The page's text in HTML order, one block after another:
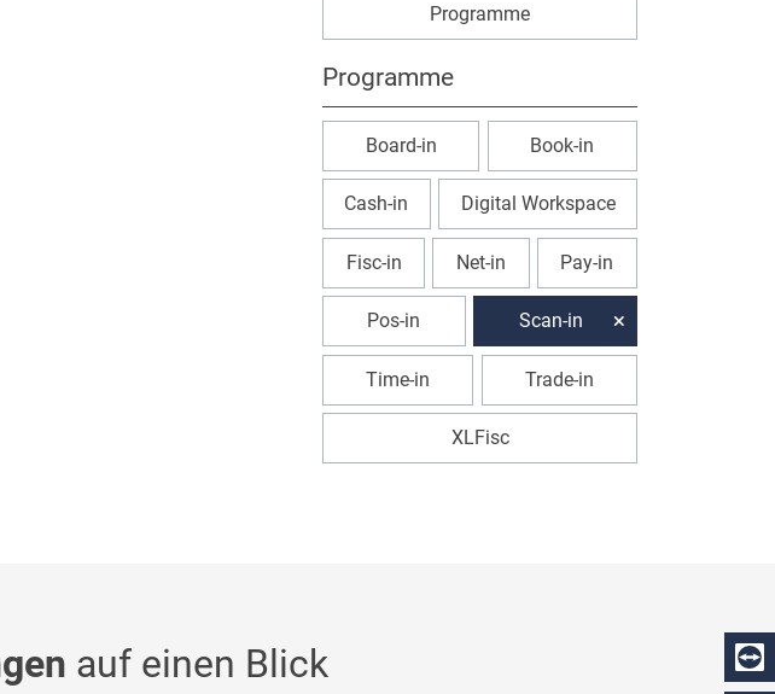
Programme
Programme
Board-in Book-in
Cash-in Digital Workspace
Fisc-in Net-in Pay-in
Pos-in Scan-in
Time-in Trade-in
XLFisc
auf einen Blick